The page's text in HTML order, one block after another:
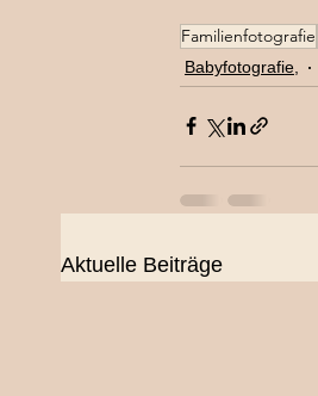
Familienfotografie
Babyfotografie,
Aktuelle Beiträge